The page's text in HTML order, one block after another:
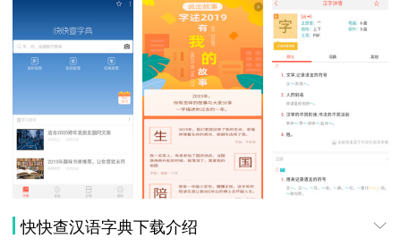
快快查汉语字典下载介绍